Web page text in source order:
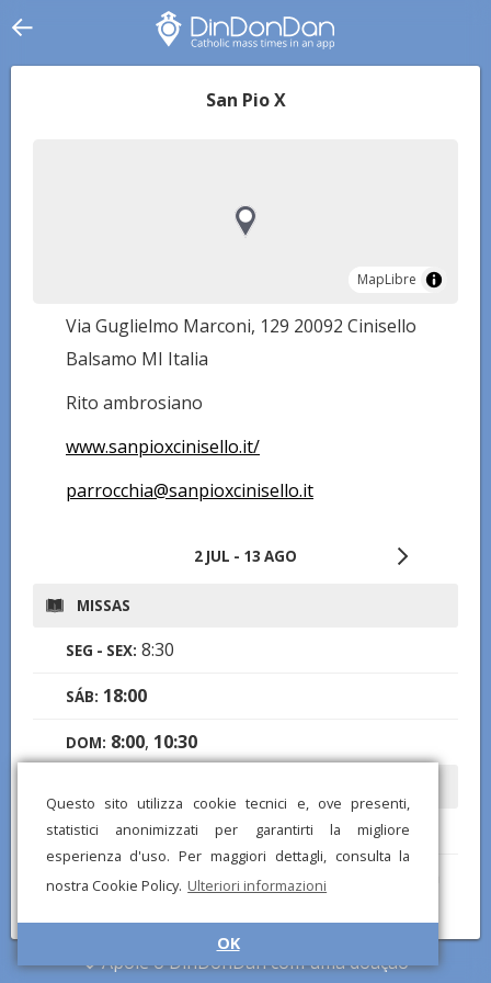
Questo sito utilizza cookie tecnici e, ove presenti,
statistici anonimizzati per garantirti la migliore
esperienza d'uso. Per maggiori dettagli, consulta la
nostra Cookie Policy. Ulteriori informazioni
OK
San Pio X
MapLibre
MapLibre
Via Guglielmo Marconi, 129 20092 Cinisello
Balsamo MI Italia
Rito ambrosiano
www.sanpioxcinisello.it/
parrocchia@sanpioxcinisello.it
2 JUL - 13 AGO
MISSAS
SEG - SEX: 8:30
SÁB: 18:00
DOM: 8:00, 10:30
SÁB:
16:00
Notas: tutti i giorni 30 minuti prima e dopo la
Apoie o DinDonDan com uma doação